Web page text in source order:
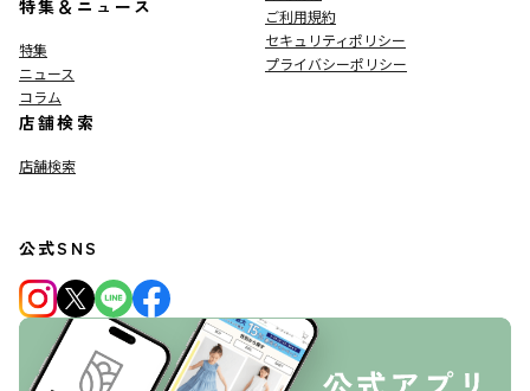
特集＆ニュース
特集
ニュース
コラム
店舗検索
店舗検索
ご利用規約
セキュリティポリシー
プライバシーポリシー
公式SNS